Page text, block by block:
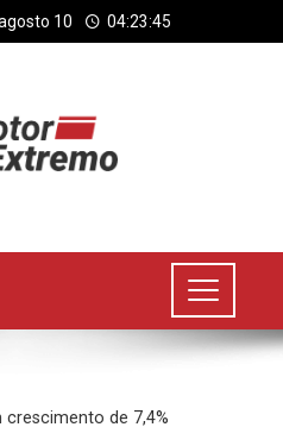
10 04:23:45
de 7,4%